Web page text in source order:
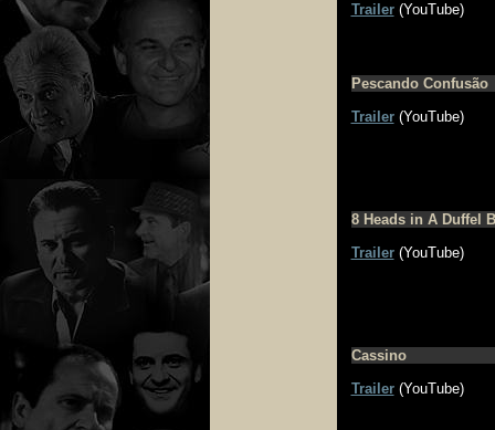
Trailer(YouTube)
Pescando Confusão
Trailer(YouTube)
8 Heads in A Duffel
Trailer(YouTube)
Cassino
Trailer(YouTube)